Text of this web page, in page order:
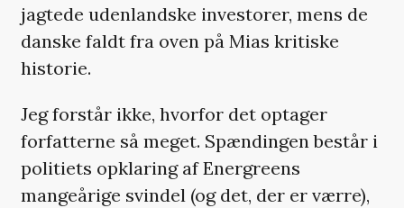
jagtede udenlandske investorer, mens de
danske faldt fra oven på Mias kritiske
historie.
Jeg forstår ikke, hvorfor det optager
forfatterne så meget. Spændingen består i
politiets opklaring af Energreens
mangeårige svindel (og det, der er værre),